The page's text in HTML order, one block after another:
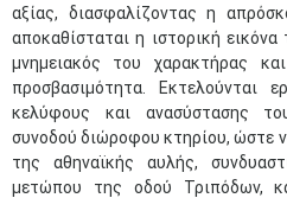
αξίας, διασφαλίζοντας η
αποκαθίσταται η ιστορική εικόνα
μνημειακός του χαρακτήρας
προσβασιμότητα. Εκτελούνται
κελύφους και ανασύστασης
συνοδού διώροφου κτηρίου, ώστε
της αθηναϊκής αυλής,
μετώπου της οδού Τριπόδων,